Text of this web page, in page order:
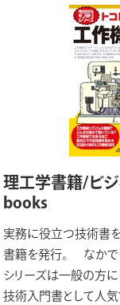
理工学書籍/ビ
books
実務に役立つ技術書
書籍を発行。 なかで
シリーズは一般の方
技術入門書として人気